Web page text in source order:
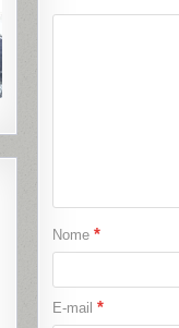
Nome *
E-mail *